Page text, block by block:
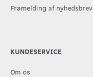
Framelding af nyhedsbrev
KUNDESERVICE
Om os